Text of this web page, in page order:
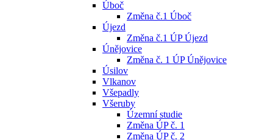
Úboč
Změna č.1 Úboč
Újezd
Změna č.1 ÚP Újezd
Únějovice
Změna č. 1 ÚP Únějovice
Úsilov
Vlkanov
Všepadly
Všeruby
Územní studie
Změna ÚP č. 1
Změna ÚP č. 2